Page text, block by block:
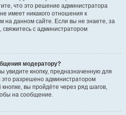
что это решение администратора
имеет никакого отношения к
данном сайте. Если вы не знаете, за
с администратором
модератору?
кнопку, предназначенную для
это разрешено администратором
вы пройдёте через ряд шагов,
на сообщение.